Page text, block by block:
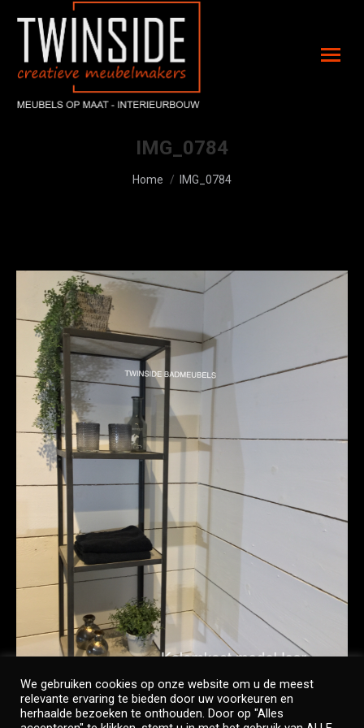
IMG_0784
Je bent hier:
Home IMG_0784
We gebruiken cookies op onze website om u de meest
relevante ervaring te bieden door uw voorkeuren en
herhaalde bezoeken te onthouden. Door op "Alles